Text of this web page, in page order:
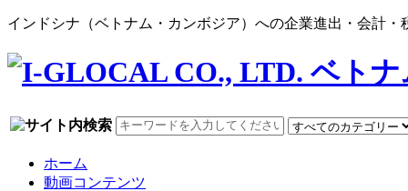
インドシナ（ベトナム・カンボジア）への企業進出・会計
ホーム
動画コンテンツ